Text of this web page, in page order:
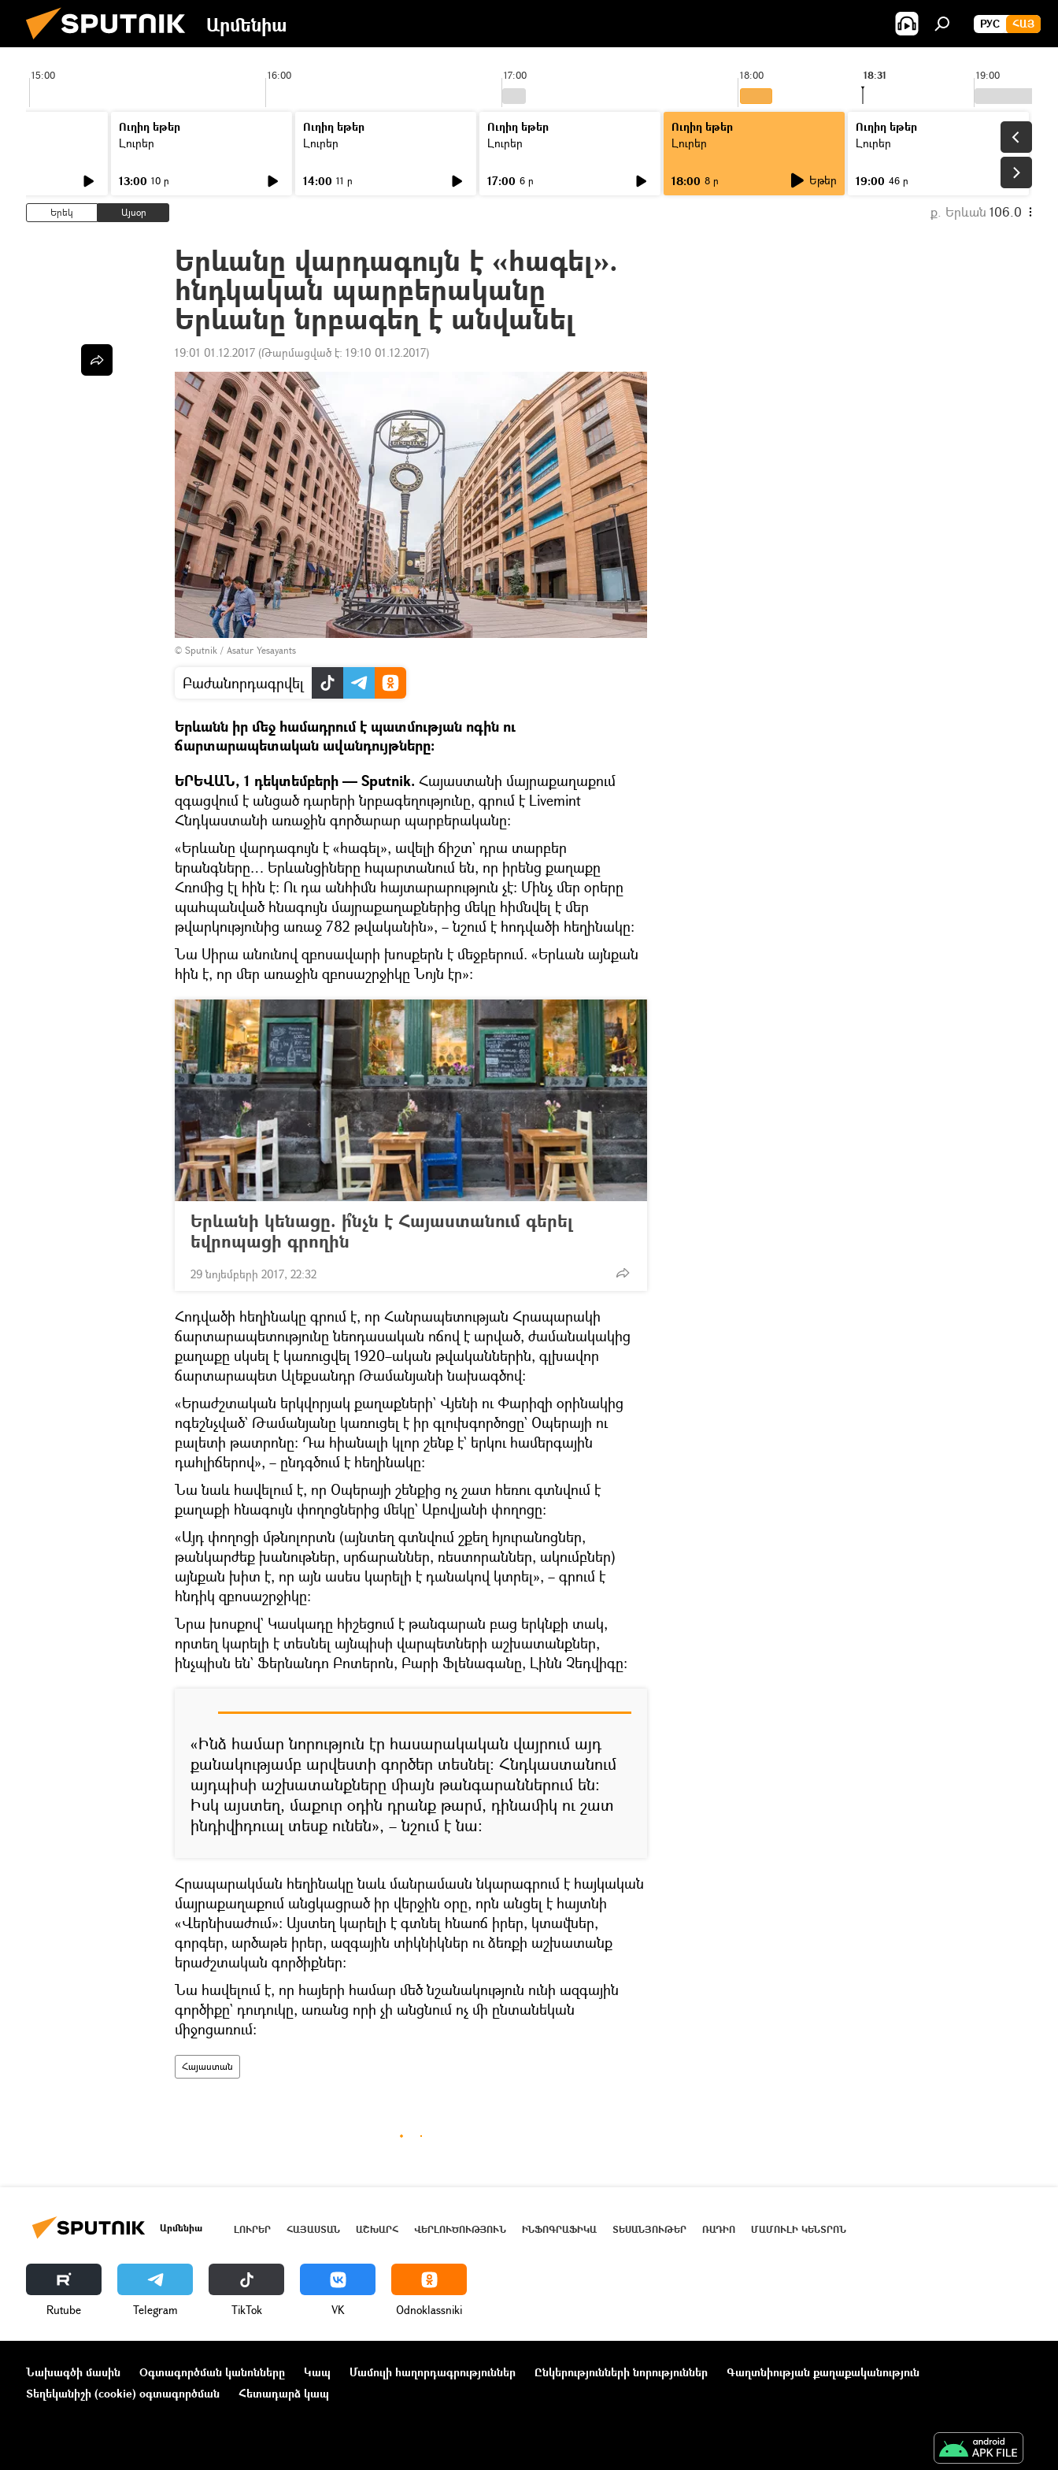
Արմենիա РУС ՀԱՅ
15:00 16:00 17:00 18:00 19:00
18:31
Ուղիղ եթեր
Լուրեր
13:00 10 ր
Ուղիղ եթեր
Լուրեր
14:00 11 ր
Ուղիղ եթեր
Լուրեր
17:00 6 ր
Ուղիղ եթեր
Լուրեր
18:00 8 ր Եթեր
Ուղիղ եթեր
Լուրեր
19:00 46 ր
Երեկ Այսօր ք. Երևան 106.0
Երևանը վարդագույն է «հագել».
հնդկական պարբերականը
Երևանը նրբագեղ է անվանել
19:01 01.12.2017 (Թարմացված է: 19:10 01.12.2017)
© Sputnik / Asatur Yesayants
Բաժանորդագրվել
Երևանն իր մեջ համադրում է պատմության ոգին ու
ճարտարապետական ավանդույթները։
ԵՐԵՎԱՆ, 1 դեկտեմբերի — Sputnik. Հայաստանի մայրաքաղաքում
զգացվում է անցած դարերի նրբագեղությունը, գրում է Livemint
Հնդկաստանի առաջին գործարար պարբերականը։
«Երևանը վարդագույն է «հագել», ավելի ճիշտ` դրա տարբեր
երանգները… Երևանցիները հպարտանում են, որ իրենց քաղաքը
Հռոմից էլ հին է։ Ու դա անհիմն հայտարարություն չէ։ Մինչ մեր օրերը
պահպանված հնագույն մայրաքաղաքներից մեկը հիմնվել է մեր
թվարկությունից առաջ 782 թվականին», – նշում է հոդվածի հեղինակը։
Նա Սիրա անունով զբոսավարի խոսքերն է մեջբերում. «Երևան այնքան
հին է, որ մեր առաջին զբոսաշրջիկը Նոյն էր»։
Երևանի կենացը. ի՞նչն է Հայաստանում գերել
եվրոպացի գրողին
29 նոյեմբերի 2017, 22:32
Հոդվածի հեղինակը գրում է, որ Հանրապետության Հրապարակի
ճարտարապետությունը նեոդասական ոճով է արված, ժամանակակից
քաղաքը սկսել է կառուցվել 1920–ական թվականներին, գլխավոր
ճարտարապետ Ալեքսանդր Թամանյանի նախագծով։
«Երաժշտական երկվորյակ քաղաքների` Վյենի ու Փարիզի օրինակից
ոգեշնչված` Թամանյանը կառուցել է իր գլուխգործոցը` Օպերայի ու
բալետի թատրոնը։ Դա հիանալի կլոր շենք է` երկու համերգային
դահլիճերով», – ընդգծում է հեղինակը։
Նա նաև հավելում է, որ Օպերայի շենքից ոչ շատ հեռու գտնվում է
քաղաքի հնագույն փողոցներից մեկը` Աբովյանի փողոցը։
«Այդ փողոցի մթնոլորտն (այնտեղ գտնվում շքեղ հյուրանոցներ,
թանկարժեք խանութներ, սրճարաններ, ռեստորաններ, ակումբներ)
այնքան խիտ է, որ այն ասես կարելի է դանակով կտրել», – գրում է
հնդիկ զբոսաշրջիկը։
Նրա խոսքով` Կասկադը հիշեցում է թանգարան բաց երկնքի տակ,
որտեղ կարելի է տեսնել այնպիսի վարպետների աշխատանքներ,
ինչպիսն են` Ֆերնանդո Բոտերոն, Բարի Ֆլենագանը, Լինն Չեդվիգը։
«Ինձ համար նորություն էր հասարակական վայրում այդ
քանակությամբ արվեստի գործեր տեսնել։ Հնդկաստանում
այդպիսի աշխատանքները միայն թանգարաններում են։
Իսկ այստեղ, մաքուր օդին դրանք թարմ, դինամիկ ու շատ
ինդիվիդուալ տեսք ունեն», – նշում է նա։
Հրապարակման հեղինակը նաև մանրամասն նկարագրում է հայկական
մայրաքաղաքում անցկացրած իր վերջին օրը, որն անցել է հայտնի
«Վերնիսաժում»։ Այստեղ կարելի է գտնել հնաոճ իրեր, կտավներ,
գորգեր, արծաթե իրեր, ազգային տիկնիկներ ու ձեռքի աշխատանք
երաժշտական գործիքներ։
Նա հավելում է, որ հայերի համար մեծ նշանակություն ունի ազգային
գործիքը` դուդուկը, առանց որի չի անցնում ոչ մի ընտանեկան
միջոցառում։
Հայաստան
Արմենիա ԼՈՒՐԵՐ ՀԱՅԱՍՏԱՆ ԱՇԽԱՐՀ ՎԵՐԼՈՒԾՈՒԹՅՈՒՆ ԻՆՖՈԳՐԱՖԻԿԱ ՏԵՍԱՆՅՈՒԹԵՐ ՌԱԴԻՈ ՄԱՄՈՒԼԻ ԿԵՆՏՐՈՆ
Rutube Telegram ТikТоk VK Odnoklassniki
Նախագծի մասին Օգտագործման կանոնները Կապ Մամուլի հաղորդագրություններ Ընկերությունների նորություններ
Գաղտնիության քաղաքականություն
Տեղեկանիշի (cookie) օգտագործման
Հետադարձ կապ